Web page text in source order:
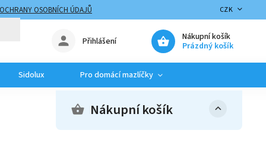
OSOBNÍCH ÚDAJŮ CZK
Nákupní košík
Prázdný košík
Přihlášení
Sidolux Pro domácí mazlíčky
Nákupní košík